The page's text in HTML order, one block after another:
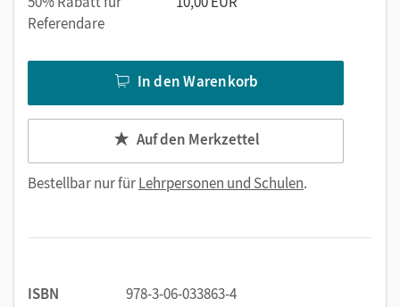
Referendare
In den Warenkorb
Auf den Merkzettel
Bestellbar nur fürLehrpersonen und Schulen.
ISBN
978-3-06-033863-4